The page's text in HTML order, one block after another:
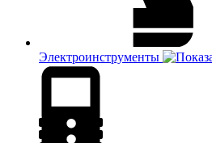
Электроинструменты